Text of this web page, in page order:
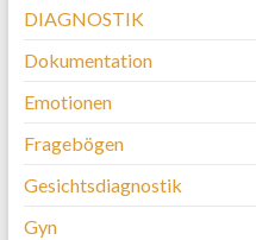
DIAGNOSTIK
Dokumentation
Emotionen
Fragebögen
Gesichtsdiagnostik
Gyn